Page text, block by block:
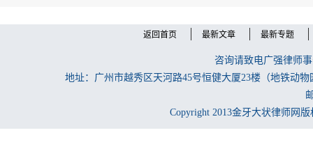
返回首页 最新文章 最新专题
咨询请致电广强律师
地址：广州市越秀区天河路45号恒健大厦23楼（地铁动
Copyright 2013金牙大状律师网